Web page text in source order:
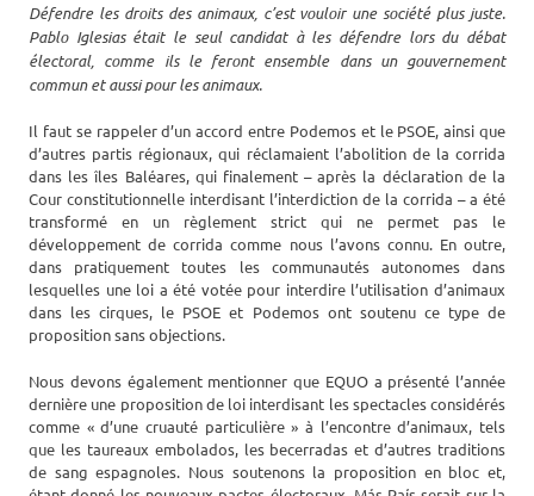
Défendre les droits des animaux, c’est vouloir une société plus juste.
Pablo Iglesias était le seul candidat à les défendre lors du débat
électoral, comme ils le feront ensemble dans un gouvernement
commun et aussi pour les animaux.
Il faut se rappeler d’un accord entre Podemos et le PSOE, ainsi que
d’autres partis régionaux, qui réclamaient l’abolition de la corrida
dans les îles Baléares, qui finalement – après la déclaration de la
Cour constitutionnelle interdisant l’interdiction de la corrida – a été
transformé en un règlement strict qui ne permet pas le
développement de corrida comme nous l’avons connu. En outre,
dans pratiquement toutes les communautés autonomes dans
lesquelles une loi a été votée pour interdire l’utilisation d’animaux
dans les cirques, le PSOE et Podemos ont soutenu ce type de
proposition sans objections.
Nous devons également mentionner que EQUO a présenté l’année
dernière une proposition de loi interdisant les spectacles considérés
comme « d’une cruauté particulière » à l’encontre d’animaux, tels
que les taureaux embolados, les becerradas et d’autres traditions
de sang espagnoles. Nous soutenons la proposition en bloc et,